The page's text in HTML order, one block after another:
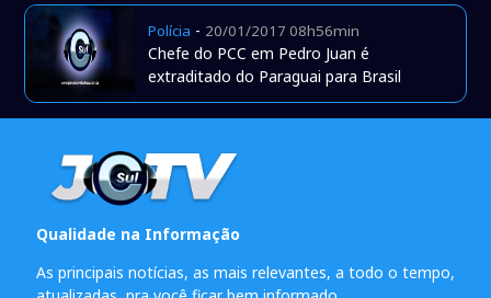
Polícia - 20/01/2017 08h56min
Chefe do PCC em Pedro Juan é
extraditado do Paraguai para Brasil
Qualidade na Informação
As principais notícias, as mais relevantes, a todo o tempo,